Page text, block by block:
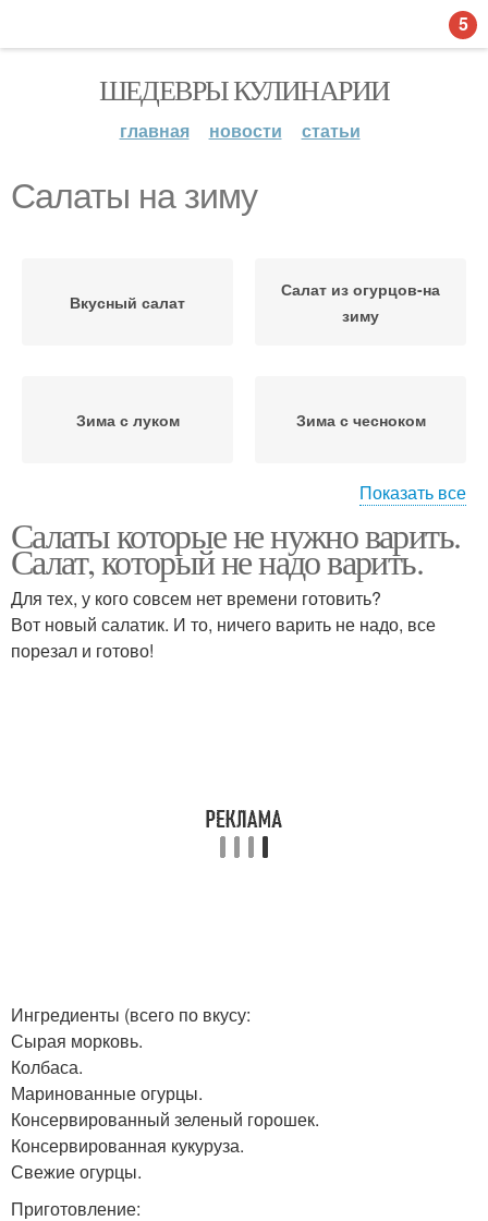
ШЕДЕВРЫ КУЛИНАРИИ
главная новости статьи
Салаты на зиму
Вкусный салат
Салат из огурцов-на
зиму
Зима с луком Зима с чесноком
Салаты из огурцов
огурцом
Лук на зиму
Салат из капусты
Салат с перцем
Салат из зеленых
Показать все
Салаты которые не нужно варить.
Салат, который не надо варить.
Для тех, у кого совсем нет времени готовить?
Вот новый салатик. И то, ничего варить не надо, все
порезал и готово!
Ингредиенты (всего по вкусу:
Сырая морковь.
Колбаса.
Маринованные огурцы.
Консервированный зеленый горошек.
Консервированная кукуруза.
Свежие огурцы.
Приготовление:
5